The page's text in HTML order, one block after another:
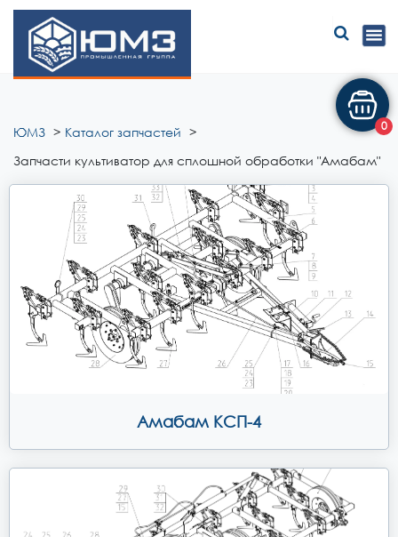
ЮМЗ
ЮМЗ
Каталог запчастей
Запчасти культиватор для сплошной обработки "Амабам"
Амабам КСП-4
0